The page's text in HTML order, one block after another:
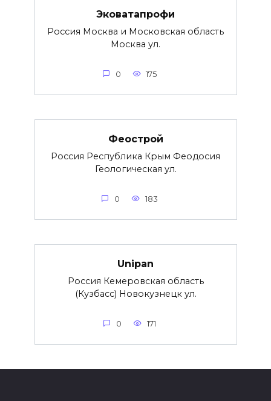
Эковатапрофи
Россия Москва и Московская область
Москва ул.
0 175
Феострой
Россия Республика Крым Феодосия
Геологическая ул.
0 183
Unipan
Россия Кемеровская область
(Кузбасс) Новокузнецк ул.
0 171